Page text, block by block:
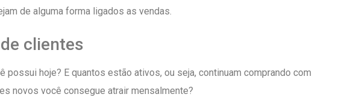
de alguma forma ligados as vendas.
clientes
possui hoje? E quantos estão ativos, ou seja, continuam comprando com
novos você consegue atrair mensalmente?